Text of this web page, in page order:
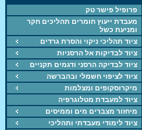
תהליכים וחקר כשל
מכונה אוניברסאלית 5KN
לבדיקת חומרים
מד עובי צבע, דופן
מכונת מתיחה 60 טון נמסרה
לתעשיה
פרופיל פישר טק
מעבדת ייעוץ חומרים תהליכים חקר
ומניעת כשל
ציוד תהליכי ניקוי והסרת גרדים
ציוד לבדיקות אל הרסניות
ציוד לבדיקה הרסני ודגמים תקניים
ציוד לציפוי חשמלי ובהברשה
מיקרוסקופים ומצלמות
ציוד למעבדת מטלוגרפיה
מיחזור מצברים מים וממיסים
ציוד לימודי מעבדתי ותהליכי